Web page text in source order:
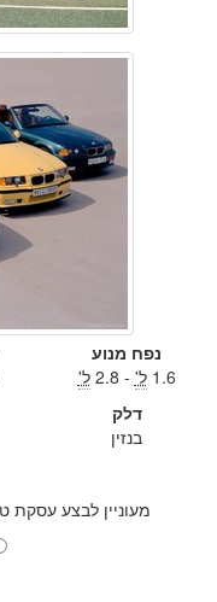
נפח מנוע
1.6 ל' - 2.8 ל'
דלק
בנזין
מעוניין לבצע עסקת